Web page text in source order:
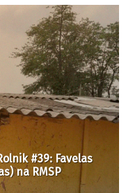
#39: Favelas
na RMSP